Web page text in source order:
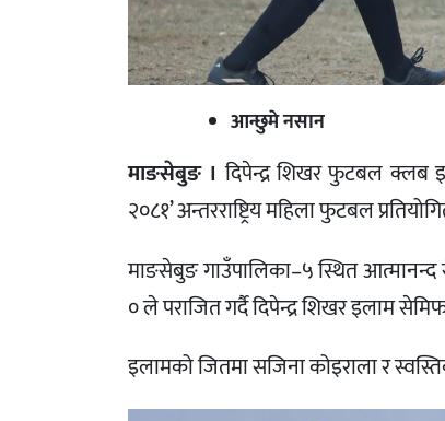
आन्छुमे नसान
माङसेबुङ । दिपेन्द्र शिखर फुटबल क्लब
२०८१’ अन्तरराष्ट्रिय महिला फुटबल
माङसेबुङ गाउँपालिका–५ स्थित
० ले पराजित गर्दै दिपेन्द्र शिखर इलाम
इलामको जितमा सजिना कोइराला र